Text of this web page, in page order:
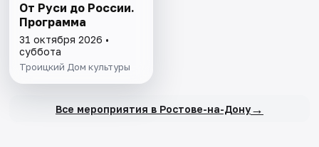
От Руси до России.
Программа
31 октября 2026 •
суббота
Троицкий Дом культуры
Все мероприятия в Ростове-на-Дону→